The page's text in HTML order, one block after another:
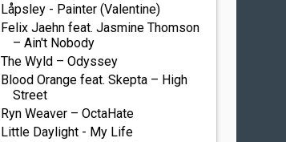
Låpsley - Painter (Valentine)
Felix Jaehn feat. Jasmine Thomson
– Ain't Nobody
The Wyld – Odyssey
Blood Orange feat. Skepta – High
Street
Ryn Weaver – OctaHate
Little Daylight - My Life